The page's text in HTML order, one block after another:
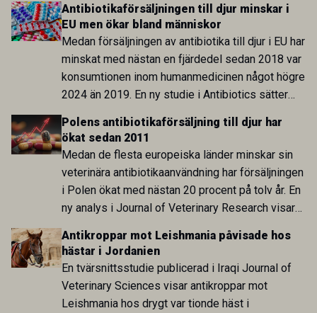
Antibiotikaförsäljningen till djur minskar i
EU men ökar bland människor
Medan försäljningen av antibiotika till djur i EU har
minskat med nästan en fjärdedel sedan 2018 var
konsumtionen inom humanmedicinen något högre
2024 än 2019. En ny studie i Antibiotics sätter
utvecklingen inom de båda sektorerna sida vid
sida och pekar på en obalans i EU:s One Health-
arbete.
Polens antibiotikaförsäljning till djur har
ökat sedan 2011
Medan de flesta europeiska länder minskar sin
veterinära antibiotikaanvändning har försäljningen
i Polen ökat med nästan 20 procent på tolv år. En
ny analys i Journal of Veterinary Research visar
att skillnaden mot lågförbrukarländer som
Sverige är fortsatt stor.
Antikroppar mot Leishmania påvisade hos
hästar i Jordanien
En tvärsnittsstudie publicerad i Iraqi Journal of
Veterinary Sciences visar antikroppar mot
Leishmania hos drygt var tionde häst i